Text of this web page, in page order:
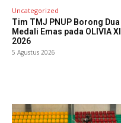
Uncategorized
Tim TMJ PNUP Borong Dua
Medali Emas pada OLIVIA XI
2026
5 Agustus 2026